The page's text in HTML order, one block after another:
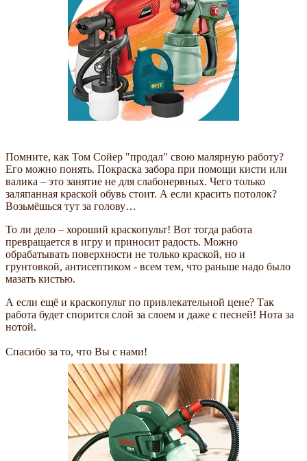
Помните, как Том Сойер "продал" свою малярную работу?
Его можно понять. Покраска забора при помощи кисти или
валика – это занятие не для слабонервных. Чего только
заляпанная краской обувь стоит. А если красить потолок?
Возьмёшься тут за голову…
То ли дело – хороший краскопульт! Вот тогда работа
превращается в игру и приносит радость. Можно
обрабатывать поверхности не только краской, но и
грунтовкой, антисептиком - всем тем, что раньше надо было
мазать кистью.
А если ещё и краскопульт по привлекательной цене? Так
работа будет спорится слой за слоем и даже с песней! Нота за
нотой.
Спасибо за то, что Вы с нами!